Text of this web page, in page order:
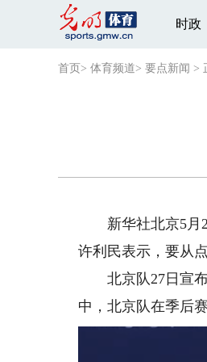
时政
首页 > 体育频道> 要点新闻 >
新华社北京5月28
许利民表示，要从
北京队27日宣布
中，北京队在季后